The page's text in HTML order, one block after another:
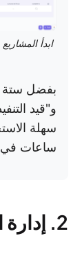
ابدأ
بفضل ستة
و"قيد
سهلة
ساعات في
2. إدارة المهام